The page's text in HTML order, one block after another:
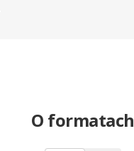
O formatach